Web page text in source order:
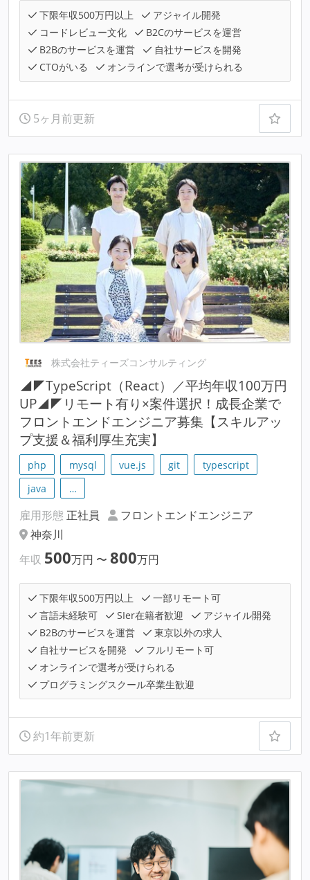
下限年収500万円以上
アジャイル開発
コードレビュー文化
B2Cのサービスを運営
B2Bのサービスを運営
自社サービスを開発
CTOがいる
オンラインで選考が受けられる
5ヶ月前更新
株式会社ティーズコンサルティング
◢◤TypeScript（React）／平均年収100万円
UP◢◤リモート有り×案件選択！成長企業で
フロントエンドエンジニア募集【スキルアッ
プ支援＆福利厚生充実】
php mysql vue.js git
typescript
java
…
雇用形態 正社員
フロントエンドエンジニア
神奈川
年収 500万円 〜 800万円
下限年収500万円以上
一部リモート可
言語未経験可
SIer在籍者歓迎
アジャイル開発
B2Bのサービスを運営
東京以外の求人
自社サービスを開発
フルリモート可
オンラインで選考が受けられる
プログラミングスクール卒業生歓迎
約1年前更新